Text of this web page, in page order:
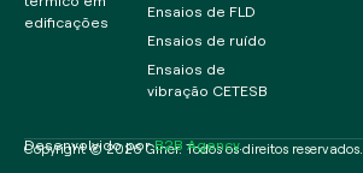
edificações
Ensaios de FLD
Ensaios de ruído
Ensaios de
vibração CETESB
Copyright © 2026 Giner. Todos os direitos reservados.
Desenvolvido porB2B Agency.